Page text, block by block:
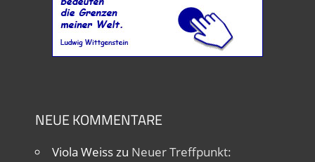
NEUE KOMMENTARE
Viola Weisszu Neuer Treffpunkt: